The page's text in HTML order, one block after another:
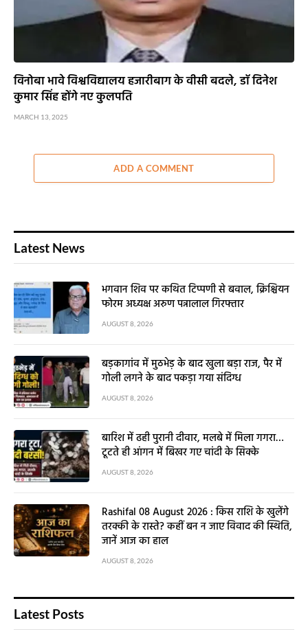
विनोबा भावे विश्वविद्यालय हजारीबाग के वीसी बदले, डाॅ दिनेश
कुमार सिंह होंगे नए कुलपति
MARCH 13, 2025
ADD A COMMENT
Latest News
भगवान शिव पर कथित टिप्पणी से बवाल, क्रिश्चियन
फोरम अध्यक्ष अरुण पन्नालाल गिरफ्तार
AUGUST 8, 2026
बड़कागांव में मुठभेड़ के बाद खुला बड़ा राज, पैर में
गोली लगने के बाद पकड़ा गया संदिग्ध
AUGUST 8, 2026
बारिश में ढही पुरानी दीवार, मलबे में मिला गगरा…
टूटते ही आंगन में बिखर गए चांदी के सिक्के
AUGUST 8, 2026
Rashifal 08 August 2026 : किस राशि के खुलेंगे
तरक्की के रास्ते? कहीं बन न जाए विवाद की स्थिति,
जानें आज का हाल
AUGUST 8, 2026
Latest Posts